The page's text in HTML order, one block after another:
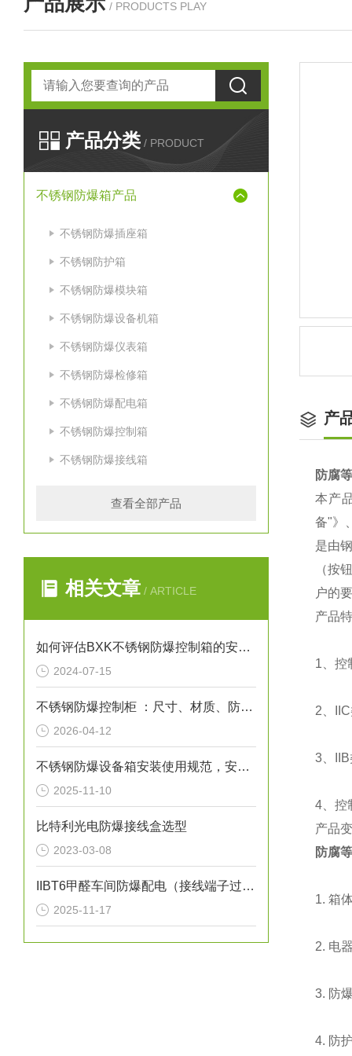
/ PRODUCTS PLAY
产品分类 / PRODUCT
不锈钢防爆箱产品
不锈钢防爆插座箱
不锈钢防护箱
不锈钢防爆模块箱
不锈钢防爆设备机箱
不锈钢防爆仪表箱
不锈钢防爆检修箱
不锈钢防爆配电箱
不锈钢防爆控制箱
不锈钢防爆接线箱
查看全部产品
相关文章 / ARTICLE
如何评估BXK不锈钢防爆控制箱的安全性能？
2024-07-15
不锈钢防爆控制柜 ：尺寸、材质、防爆等级选型指南
2026-04-12
不锈钢防爆设备箱安装使用规范，安全第一
2025-11-10
比特利光电防爆接线盒选型
2023-03-08
IIBT6甲醛车间防爆配电（接线端子过渡）箱说明
2025-11-17
产
防腐
本产
备"》
是由
（按
户的
产品
1、控
2、
3、
4、控
产品
防腐
1. 箱
2. 电
3. 防
4. 防